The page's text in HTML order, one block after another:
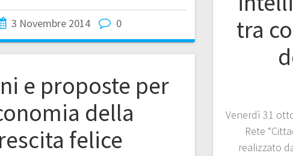
3 Novembre 2014 0
tra
Venerdì 31
Rete
realizzato
e proposte per
della
felice